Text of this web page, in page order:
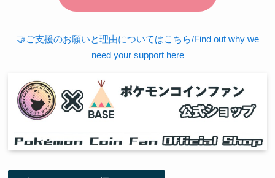
🤝ご支援のお願いと理由についてはこちら/Find out why we
need your support here